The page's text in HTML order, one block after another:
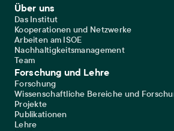
Footer Main Navigation
Über uns
Das Institut
Kooperationen und Netzwerke
Arbeiten am ISOE
Nachhaltigkeitsmanagement
Team
Forschung und Lehre
Forschung
Wissenschaftliche Bereiche und
Projekte
Publikationen
Lehre